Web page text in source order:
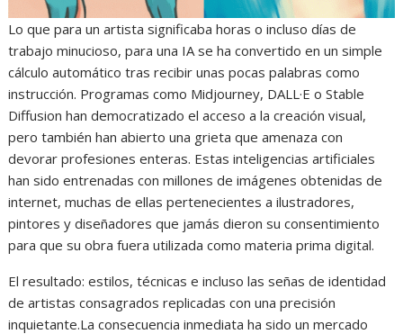
Lo que para un artista significaba horas o incluso días de
trabajo minucioso, para una IA se ha convertido en un simple
cálculo automático tras recibir unas pocas palabras como
instrucción. Programas como Midjourney, DALL·E o Stable
Diffusion han democratizado el acceso a la creación visual,
pero también han abierto una grieta que amenaza con
devorar profesiones enteras. Estas inteligencias artificiales
han sido entrenadas con millones de imágenes obtenidas de
internet, muchas de ellas pertenecientes a ilustradores,
pintores y diseñadores que jamás dieron su consentimiento
para que su obra fuera utilizada como materia prima digital.
El resultado: estilos, técnicas e incluso las señas de identidad
de artistas consagrados replicadas con una precisión
inquietante.La consecuencia inmediata ha sido un mercado